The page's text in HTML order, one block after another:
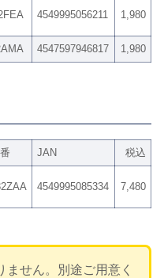
4549995056211 1,980
4547597946817 1,980
JAN 税込
4549995085334 7,480
ません。別途ご用意く